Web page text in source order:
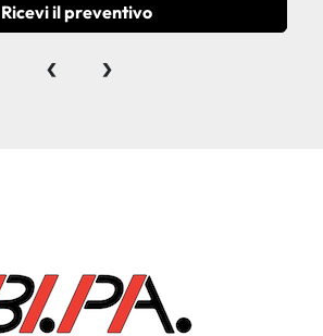
Ricevi il preventivo
‹ ›